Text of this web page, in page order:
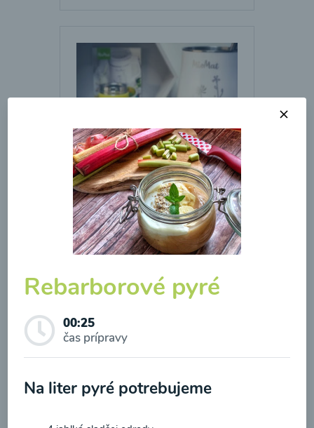
Brokolicová polievka so
syrom
Rebarborové pyré
00:25
čas prípravy
Na liter pyré potrebujeme
Odber noviniek a akcií
Odoslaním registrácie na Newsletter súhlasím so